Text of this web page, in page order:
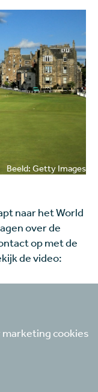
Beeld: Getty Images
naar het World
over de
op met de
de video:
cookies